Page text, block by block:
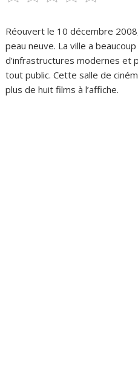
Réouvert le 10 décembre
peau neuve. La ville a
d’infrastructures modernes et
tout public. Cette salle de
plus de huit films à l’affiche.